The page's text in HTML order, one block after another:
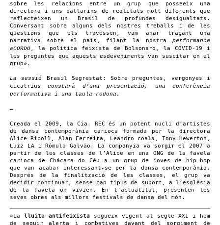
sobre les relacions entre un grup que posseeix una
directora i uns ballarins de realitats molt diferents que
reflecteixen un Brasil de profundes desigualtats.
Conversant sobre alguns dels nostres treballs i de les
qüestions que els travessen, vam anar traçant una
narrativa sobre el país, filant la nostra performance
aCORDO, la política feixista de Bolsonaro, la COVID-19 i
les preguntes que aquests esdeveniments van suscitar en el
grup».
La sessió Brasil Segrestat: Sobre preguntes, vergonyes i
cicatrius constarà d’una presentació, una conferència
performativa i una taula rodona.
—
Creada el 2009, la Cia. REC és un potent nucli d’artistes
de dansa contemporània carioca formada per la directora
Alice Ripoll, Alan Ferreira, Leandro coala, Tony Hewerton,
Luiz LA i Rômulo Galvão. La companyia va sorgir el 2007 a
partir de les classes de l’Alice en una ONG de la favela
carioca de Chácara do Céu a un grup de joves de hip-hop
que van acabar interessant-se per la dansa contemporània.
Després de la finalització de les classes, el grup va
decidir continuar, sense cap tipus de suport, a l’església
de la favela on vivien. En l’actualitat, presenten les
seves obres als millors festivals de dansa del món.
«La lluita antifeixista segueix vigent al segle XXI i hem
de seguir alerta i combatives davant del sorgiment de